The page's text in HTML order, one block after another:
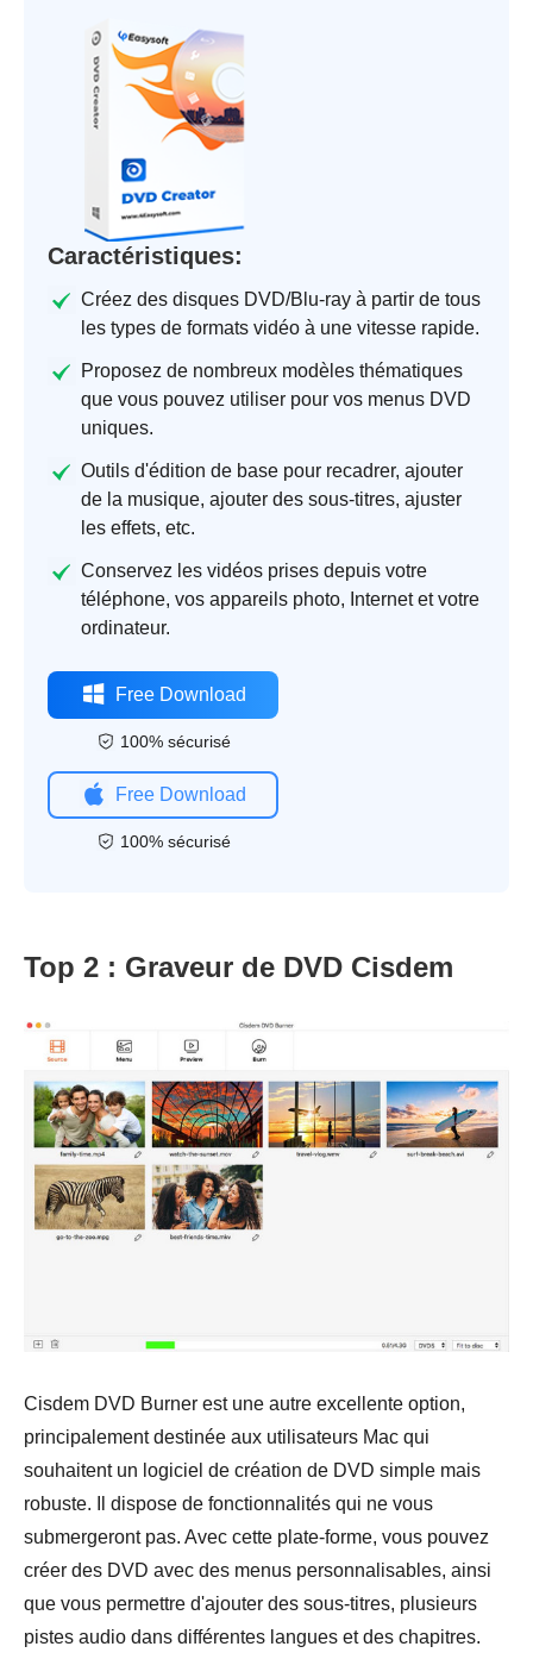
Caractéristiques:
Créez des disques DVD/Blu-ray à partir de tous
les types de formats vidéo à une vitesse rapide.
Proposez de nombreux modèles thématiques
que vous pouvez utiliser pour vos menus DVD
uniques.
Outils d'édition de base pour recadrer, ajouter
de la musique, ajouter des sous-titres, ajuster
les effets, etc.
Conservez les vidéos prises depuis votre
téléphone, vos appareils photo, Internet et votre
ordinateur.
Free Download
100% sécurisé
Free Download
100% sécurisé
Top 2 : Graveur de DVD Cisdem
Cisdem DVD Burner est une autre excellente option,
principalement destinée aux utilisateurs Mac qui
souhaitent un logiciel de création de DVD simple mais
robuste. Il dispose de fonctionnalités qui ne vous
submergeront pas. Avec cette plate-forme, vous pouvez
créer des DVD avec des menus personnalisables, ainsi
que vous permettre d'ajouter des sous-titres, plusieurs
pistes audio dans différentes langues et des chapitres.